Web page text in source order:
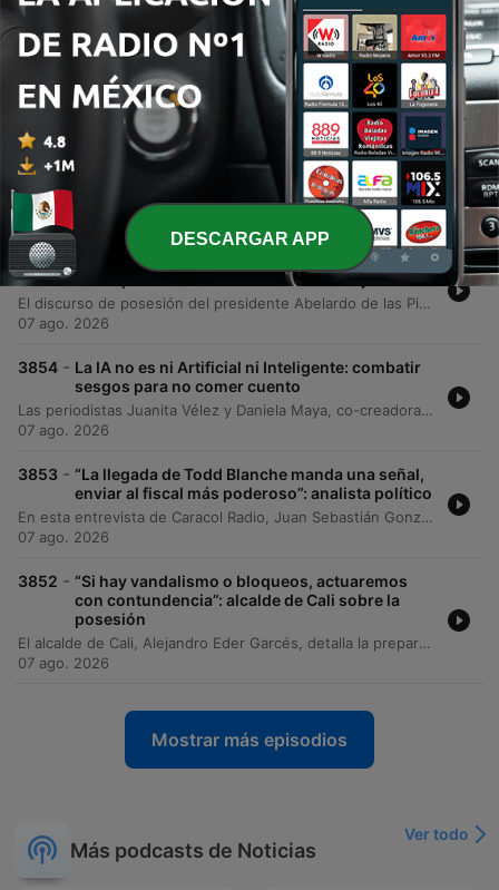
democrática y las amenazas criminales al Estado.
Episodios
3856 -
“La paz sigue siendo una tarea pendiente”:
Honorio Henríquez a Abelardo de la Espriella
Transmisión del discurso pronunciado por el presidente del Congreso, Honorio Enríquez, durante la ceremonia de posesión del nuevo presidente de la República, Abelardo de la Espriella, en la ciudad de Santiago de Cali. El discurso aborda los desafíos críticos que enfrenta la nación, incluyendo la crisis de seguridad, el narcotráfico, la situación fiscal y la necesidad de fortalecer el sistema de salud y la economía. El orador hace un llamado a la unidad nacional, la convergencia política y la construcción de consensos entre el gobierno, el Congreso, los gremios y la academia. Se enfatiza la importancia de recuperar la soberanía territorial, combatir la minería criminal y promover una diplomacia profesional que recupere el prestigio internacional de Colombia.
07 ago. 2026
3855 -
Abelardo de la Espriella dio su primer discurso
como presidente de Colombia: esto dijo
El discurso de posesión del presidente Abelardo de las Piella propone una 'regeneración nacional' centrada en la seguridad, el orden y la autoridad. El mandatario anuncia medidas contundentes contra el narcoterrorismo, la erradicación de cultivos ilícitos mediante herbicidas modernos y un cambio radical en la política de diálogo con grupos criminales. Su plan de gobierno incluye el fortalecimiento de la seguridad energética a través del fracking responsable, la lucha contra la corrupción mediante tecnología avanzada y una política de austeridad fiscal. Asimismo, el presidente enfatiza el apoyo al sector agropecuario, la defensa de los valores familiares y un compromiso con la estabilidad institucional y la transparencia.
07 ago. 2026
3854 - La IA no es ni Artificial ni Inteligente: combatir
sesgos para no comer cuento
Las periodistas Juanita Vélez y Daniela Maya, co-creadoras de la plataforma Miopía, analizan el impacto diferencial de la inteligencia artificial en Latinoamérica y Colombia. La conversación aborda cómo las promesas de productividad del norte global no se aplican de igual forma en regiones con alta informalidad laboral y brechas de acceso digital. El episodio explora conceptos críticos como el colonialismo de datos, los sesgos algorítmicos en modelos entrenados principalmente en inglés y la extracción de recursos naturales y minerales para sostener la infraestructura tecnológica. Asimismo, se discuten los retos de la investigación periodística ante la opacidad de los algoritmos y los contratos estatales en materia de IA.
07 ago. 2026
3853 - “La llegada de Todd Blanche manda una señal,
enviar al fiscal más poderoso”: analista político
En esta entrevista de Caracol Radio, Juan Sebastián González, exdirector del Consejo Nacional de Seguridad para el Hemisferio Occidental durante la administración Biden, analiza el panorama político colombiano tras la llegada de Abelardo de la Espriella. El análisis aborda los desafíos de gobernabilidad ante un Congreso sin mayoría propia, la importancia estratégica de mantener relaciones bilaterales con Estados Unidos más allá de las ideologías partidistas y el giro hacia la derecha en Latinoamérica como respuesta al mal manejo de gobiernos de izquierda. González también examina temas críticos de seguridad nacional, incluyendo la necesidad de restaurar la cooperación militar y judicial con Estados Unidos tras el deterioro bajo el gobierno de Petro. La conversación profundiza en la situación fronteriza con Venezuela, la importancia de la coordinación de inteligencia para combatir grupos criminales y las oportunidades económicas que la revitalización democrática de Venezuela representaría para Colombia.
07 ago. 2026
3852 - “Si hay vandalismo o bloqueos, actuaremos
con contundencia”: alcalde de Cali sobre la
posesión
El alcalde de Cali, Alejandro Eder Garcés, detalla la preparación de la ciudad para la histórica ceremonia de posesión presidencial, un evento sin precedentes al realizarse fuera de Bogotá. El mandatario informa sobre la llegada de diversas delegaciones internacionales, incluyendo miembros de la familia real española y presidentes de países como Argentina, Paraguay, Chile y Honduras. La conversación aborda las medidas de movilidad y restricciones de ley seca implementadas para la jornada, así como el impacto económico esperado en sectores como la hotelería y el comercio local. Asimismo, el alcalde discute la importancia de la internacionalización de Cali, destacando su potencial industrial, agroindustrial y académico. Se mencionan las agendas bilaterales con delegaciones de Estados Unidos, el Vaticano y Ecuador, buscando fortalecer relaciones comerciales y de seguridad. El episodio también trata sobre el respeto al derecho a la protesta pacífica y el papel de la cultura en la cohesión social durante este hito histórico para el suroccidente colombiano.
07 ago. 2026
Mostrar más episodios
Más podcasts de Noticias
Ver todo
DESCARGAR APP